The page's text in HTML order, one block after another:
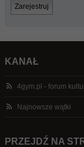
Zarejestruj
KANAŁ
4gym.pl - forum
Najnowsze wątki
PRZEJDŹ NA